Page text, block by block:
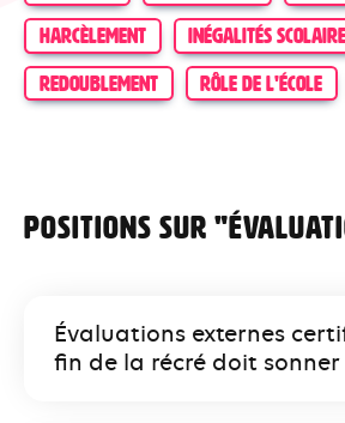
HARCÈLEMENT
INÉGALITÉS
REDOUBLEMENT
RÔLE DE L'ÉCOLE
Positions sur
Évaluations externes
fin de la récré doit sonner